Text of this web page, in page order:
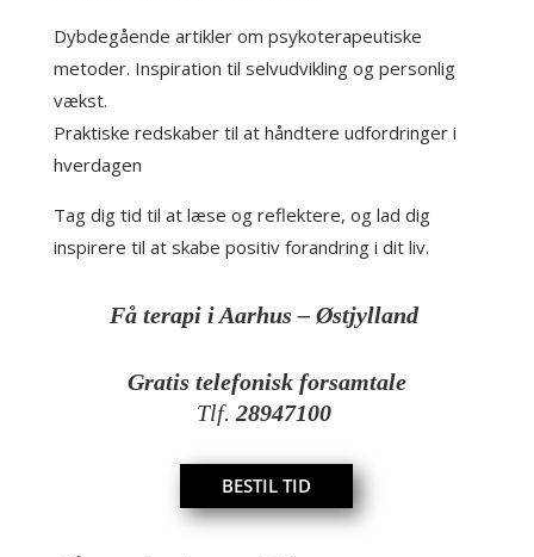
Dybdegående artikler om psykoterapeutiske
metoder. Inspiration til selvudvikling og personlig
vækst.
Praktiske redskaber til at håndtere udfordringer i
hverdagen
Tag dig tid til at læse og reflektere, og lad dig
inspirere til at skabe positiv forandring i dit liv.
Få terapi i Aarhus – Østjylland
Gratis telefonisk forsamtale
Tlf. 28947100
BESTIL TID